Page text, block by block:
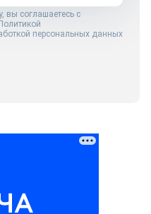
вы соглашаетесь с
Политикой
персональных данных